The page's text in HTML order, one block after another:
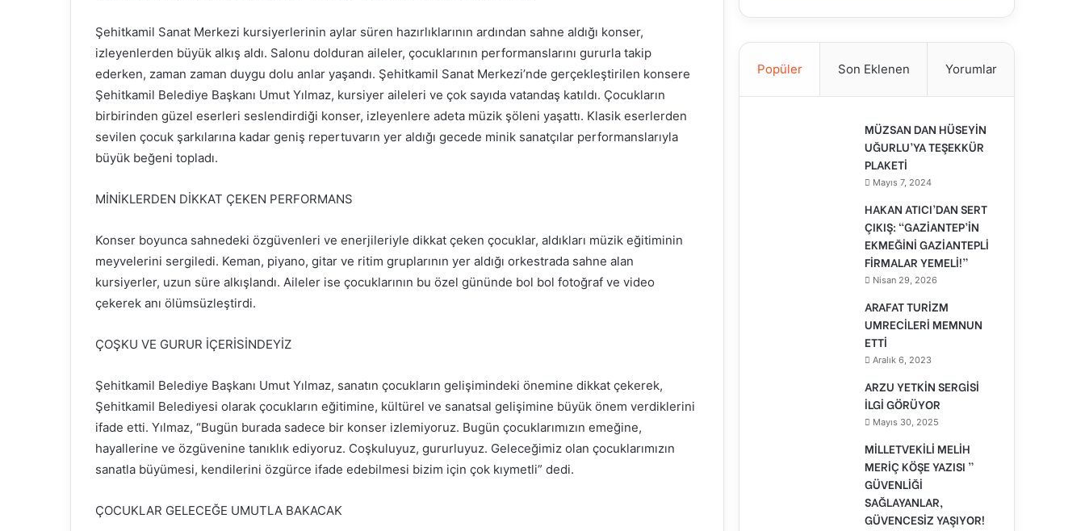
Şehitkamil Sanat Merkezi kursiyerlerinin aylar süren hazırlıklarının ardından sahne aldığı konser,
izleyenlerden büyük alkış aldı. Salonu dolduran aileler, çocuklarının performanslarını gururla takip
ederken, zaman zaman duygu dolu anlar yaşandı. Şehitkamil Sanat Merkezi’nde gerçekleştirilen konsere
Şehitkamil Belediye Başkanı Umut Yılmaz, kursiyer aileleri ve çok sayıda vatandaş katıldı. Çocukların
birbirinden güzel eserleri seslendirdiği konser, izleyenlere adeta müzik şöleni yaşattı. Klasik eserlerden
sevilen çocuk şarkılarına kadar geniş repertuvarın yer aldığı gecede minik sanatçılar performanslarıyla
büyük beğeni topladı.
MİNİKLERDEN DİKKAT ÇEKEN PERFORMANS
Konser boyunca sahnedeki özgüvenleri ve enerjileriyle dikkat çeken çocuklar, aldıkları müzik eğitiminin
meyvelerini sergiledi. Keman, piyano, gitar ve ritim gruplarının yer aldığı orkestrada sahne alan
kursiyerler, uzun süre alkışlandı. Aileler ise çocuklarının bu özel gününde bol bol fotoğraf ve video
çekerek anı ölümsüzleştirdi.
ÇOŞKU VE GURUR İÇERİSİNDEYİZ
Şehitkamil Belediye Başkanı Umut Yılmaz, sanatın çocukların gelişimindeki önemine dikkat çekerek,
Şehitkamil Belediyesi olarak çocukların eğitimine, kültürel ve sanatsal gelişimine büyük önem verdiklerini
ifade etti. Yılmaz, “Bugün burada sadece bir konser izlemiyoruz. Bugün çocuklarımızın emeğine,
hayallerine ve özgüvenine tanıklık ediyoruz. Coşkuluyuz, gururluyuz. Geleceğimiz olan çocuklarımızın
sanatla büyümesi, kendilerini özgürce ifade edebilmesi bizim için çok kıymetli” dedi.
ÇOCUKLAR GELECEĞE UMUTLA BAKACAK
Popüler Son Eklenen Yorumlar
MÜZSAN DAN HÜSEYİN
UĞURLU’YA TEŞEKKÜR
PLAKETİ
Mayıs 7, 2024
HAKAN ATICI’DAN SERT
ÇIKIŞ: “GAZİANTEP’İN
EKMEĞİNİ GAZİANTEPLİ
FİRMALAR YEMELİ!”
Nisan 29, 2026
ARAFAT TURİZM
UMRECİLERİ MEMNUN
ETTİ
Aralık 6, 2023
ARZU YETKİN SERGİSİ
İLGİ GÖRÜYOR
Mayıs 30, 2025
MİLLETVEKİLİ MELİH
MERİÇ KÖŞE YAZISI ”
GÜVENLİĞİ
SAĞLAYANLAR,
GÜVENCESİZ YAŞIYOR!